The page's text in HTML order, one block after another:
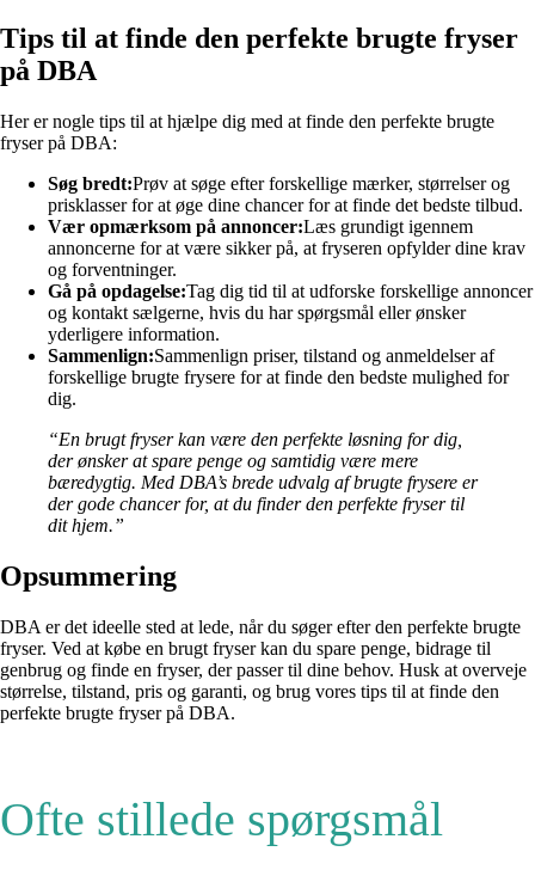
Tips til at finde den perfekte brugte fryser
på DBA
Her er nogle tips til at hjælpe dig med at finde den perfekte brugte
fryser på DBA:
Søg bredt:Prøv at søge efter forskellige mærker, størrelser og
prisklasser for at øge dine chancer for at finde det bedste tilbud.
Vær opmærksom på annoncer:Læs grundigt igennem
annoncerne for at være sikker på, at fryseren opfylder dine krav
og forventninger.
Gå på opdagelse:Tag dig tid til at udforske forskellige annoncer
og kontakt sælgerne, hvis du har spørgsmål eller ønsker
yderligere information.
Sammenlign:Sammenlign priser, tilstand og anmeldelser af
forskellige brugte frysere for at finde den bedste mulighed for
dig.
“En brugt fryser kan være den perfekte løsning for dig,
der ønsker at spare penge og samtidig være mere
bæredygtig. Med DBA’s brede udvalg af brugte frysere er
der gode chancer for, at du finder den perfekte fryser til
dit hjem.”
Opsummering
DBA er det ideelle sted at lede, når du søger efter den perfekte brugte
fryser. Ved at købe en brugt fryser kan du spare penge, bidrage til
genbrug og finde en fryser, der passer til dine behov. Husk at overveje
størrelse, tilstand, pris og garanti, og brug vores tips til at finde den
perfekte brugte fryser på DBA.
Ofte stillede spørgsmål